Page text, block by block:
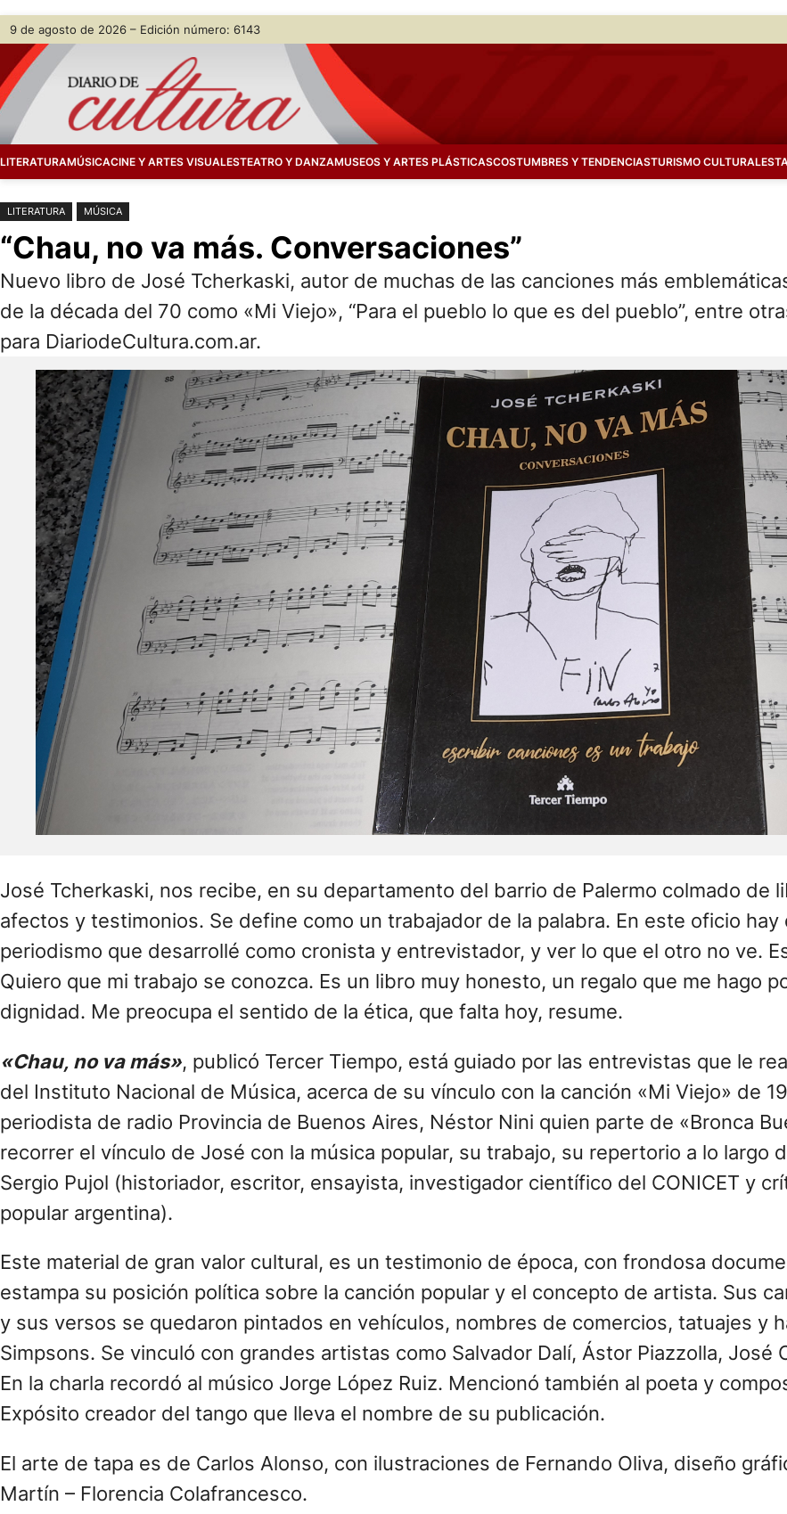
Saltar
contenido
Skip
content
9 de agosto de 2026 – Edición número: 6143
LITERATURAMÚSICACINE Y ARTES VISUALESTEATRO Y DANZAMUSEOS Y ARTES PLÁSTICASCOSTUMBRES Y TENDENCIASTURISMO CULTURAL
LITERATURA MÚSICA
“Chau, no va más. Conversaciones”
Nuevo libro de José Tcherkaski, autor de muchas de las canciones más
de la década del 70 como «Mi Viejo», “Para el pueblo lo que es del pueblo”, entre
para DiariodeCultura.com.ar.
José Tcherkaski, nos recibe, en su departamento del barrio de Palermo colmado de
afectos y testimonios. Se define como un trabajador de la palabra. En este oficio hay
periodismo que desarrollé como cronista y entrevistador, y ver lo que el otro no ve.
Quiero que mi trabajo se conozca. Es un libro muy honesto, un regalo que me hago
dignidad. Me preocupa el sentido de la ética, que falta hoy, resume.
«Chau, no va más», publicó Tercer Tiempo, está guiado por las entrevistas que le
del Instituto Nacional de Música, acerca de su vínculo con la canción «Mi Viejo» de
periodista de radio Provincia de Buenos Aires, Néstor Nini quien parte de «Bronca
recorrer el vínculo de José con la música popular, su trabajo, su repertorio a lo largo
Sergio Pujol (historiador, escritor, ensayista, investigador científico del CONICET​ y
popular argentina).
Este material de gran valor cultural, es un testimonio de época, con frondosa
estampa su posición política sobre la canción popular y el concepto de artista. Sus
y sus versos se quedaron pintados en vehículos, nombres de comercios, tatuajes y
Simpsons. Se vinculó con grandes artistas como Salvador Dalí, Ástor Piazzolla, José
En la charla recordó al músico Jorge López Ruiz. Mencionó también al poeta y
Expósito creador del tango que lleva el nombre de su publicación.
El arte de tapa es de Carlos Alonso, con ilustraciones de Fernando Oliva, diseño
Martín – Florencia Colafrancesco.